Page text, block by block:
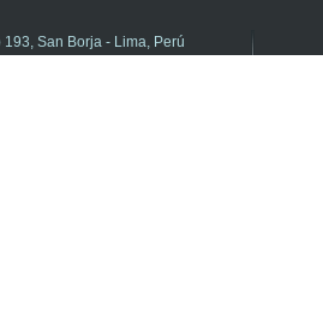
San Borja - Lima, Perú